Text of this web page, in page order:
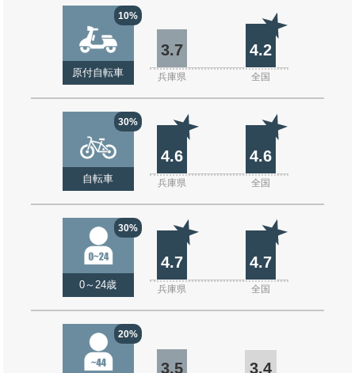
10%
原付自転車
3.7 4.2
兵庫県 全国
30%
自転車
4.6 4.6
兵庫県 全国
30%
0～24歳
4.7 4.7
兵庫県 全国
20%
3.5 3.4